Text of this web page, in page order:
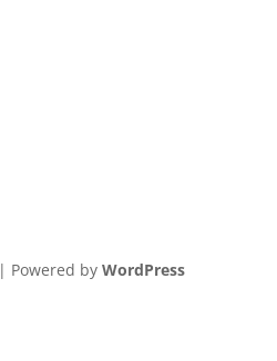
| Powered byWordPress